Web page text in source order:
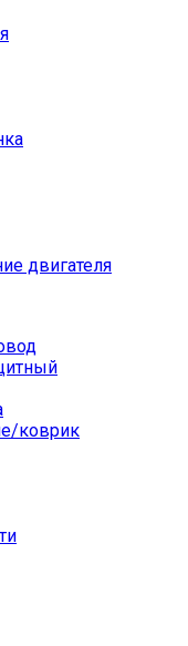
двигателя
коврик